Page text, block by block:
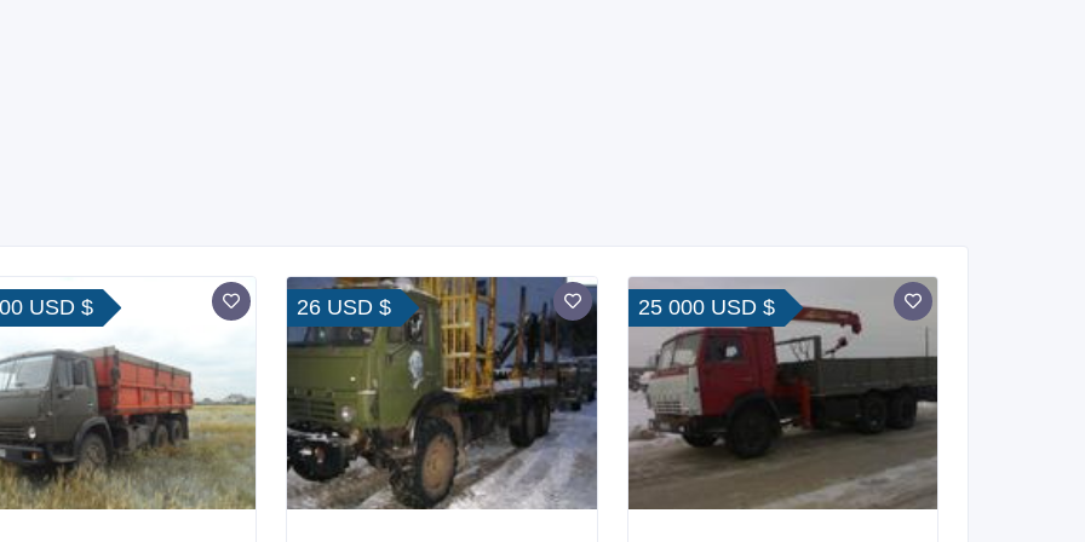
USD $ 26 USD $ 25 000 USD $